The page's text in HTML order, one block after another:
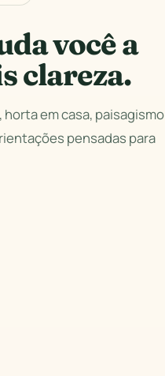
você a
clareza.
em casa, paisagismo
pensadas para